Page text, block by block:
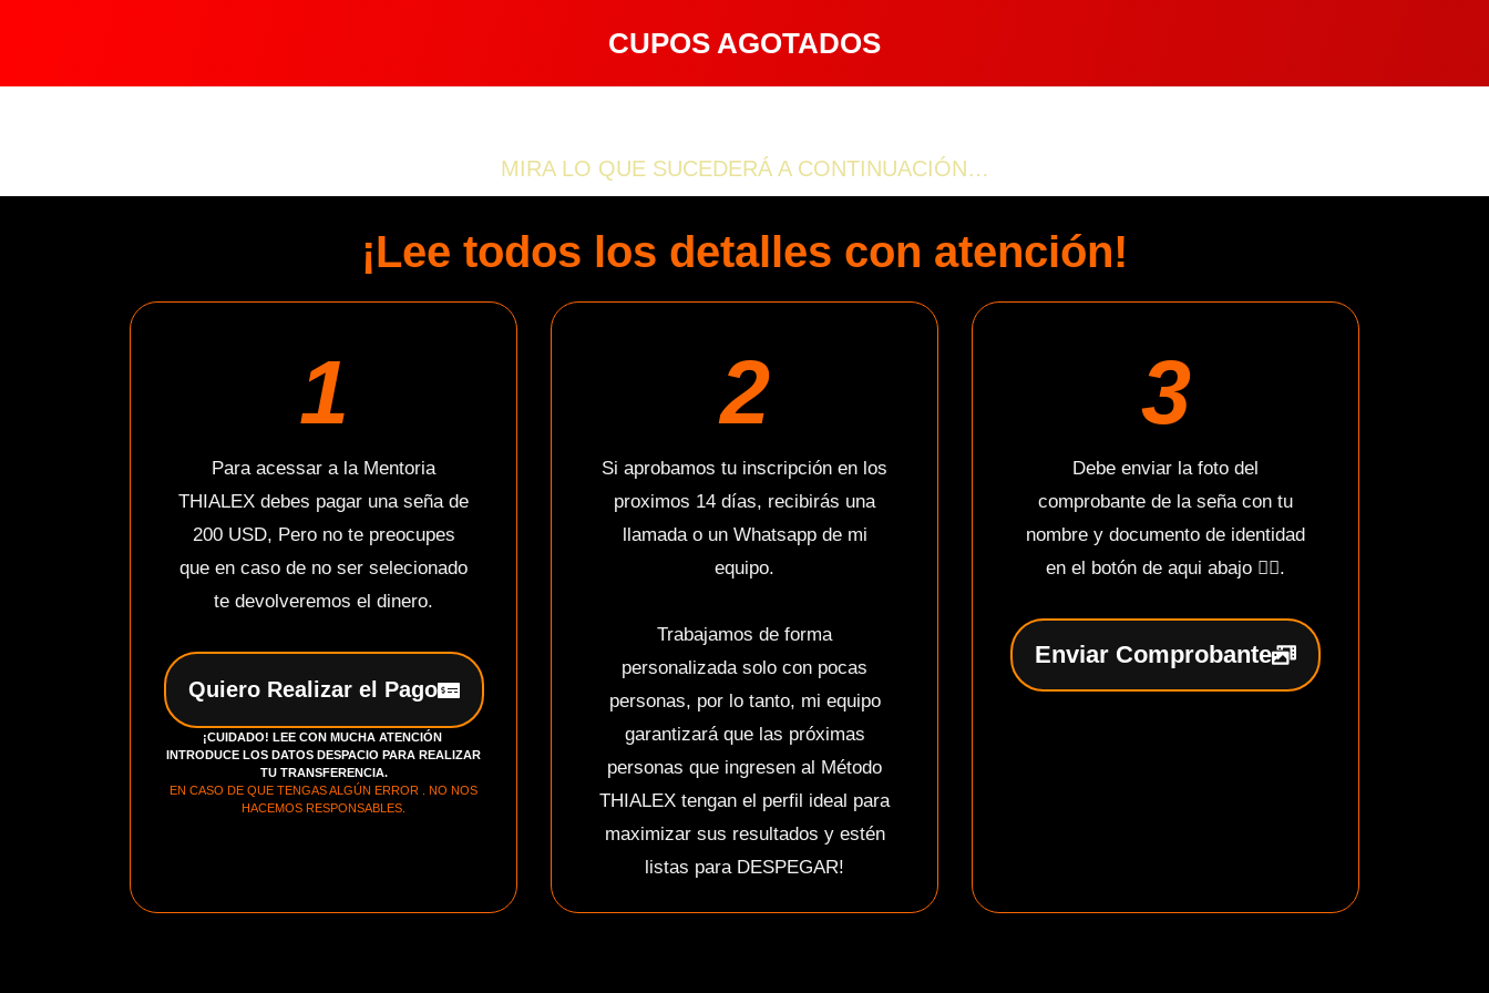
CUPOS AGOTADOS
¡FELICIDADES! EL PASO FINAL #3
MIRA LO QUE SUCEDERÁ A CONTINUACIÓN…
¡Lee todos los detalles con atención!
1
Para acessar a la Mentoria
THIALEX debes pagar una seña de
200 USD, Pero no te preocupes
que en caso de no ser selecionado
te devolveremos el dinero.
Quiero Realizar el Pago
¡CUIDADO! LEE CON MUCHA ATENCIÓN
INTRODUCE LOS DATOS DESPACIO PARA REALIZAR
TU TRANSFERENCIA.
EN CASO DE QUE TENGAS ALGÚN ERROR . NO NOS
HACEMOS RESPONSABLES.
2
Si aprobamos tu inscripción en los
proximos 14 días, recibirás una
llamada o un Whatsapp de mi
equipo.
Trabajamos de forma
personalizada solo con pocas
personas, por lo tanto, mi equipo
garantizará que las próximas
personas que ingresen al Método
THIALEX tengan el perfil ideal para
maximizar sus resultados y estén
listas para DESPEGAR!
3
Debe enviar la foto del
comprobante de la seña con tu
nombre y documento de identidad
en el botón de aqui abajo 👇🏻.
Enviar Comprobante